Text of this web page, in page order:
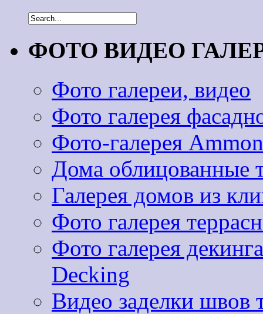
ФОТО ВИДЕО
Фото галереи, видео
Фото галерея
Фото-галерея
Дома облицованные
Галерея домов из
Фото галерея
Фото галерея
Decking
Видео заделки швов